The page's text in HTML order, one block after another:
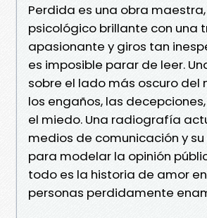
Perdida es una obra
psicológico brillante con una
apasionante y giros tan
es imposible parar de leer.
sobre el lado más oscuro del
los engaños, las
el miedo. Una radiografía
medios de comunicación y
para modelar la opinión
todo es la historia de amor
personas perdidamente